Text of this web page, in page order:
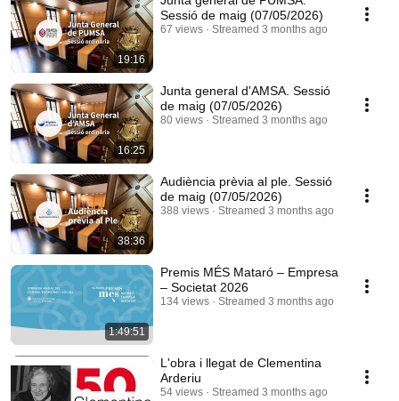
19:16
Sessió de maig (07/05/2026)
67 views Streamed 3 months ago
16:25
Junta general d'AMSA. Sessió
de maig (07/05/2026)
80 views Streamed 3 months ago
38:36
Audiència prèvia al ple. Sessió
de maig (07/05/2026)
388 views Streamed 3 months ago
1:49:51
Premis MÉS Mataró – Empresa
– Societat 2026
134 views Streamed 3 months ago
L'obra i llegat de Clementina
Arderiu
54 views Streamed 3 months ago